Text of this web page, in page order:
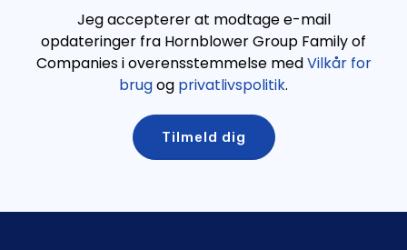
Jeg accepterer at modtage e-mail
opdateringer fra Hornblower Group Family of
Companies i overensstemmelse medVilkår for
brugog privatlivspolitik.